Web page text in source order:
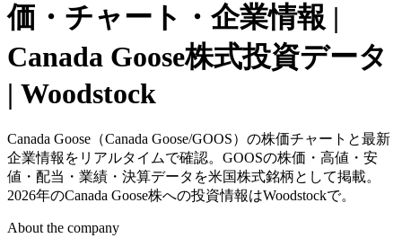
価・チャート・企業情報 |
Canada Goose株式投資データ
| Woodstock
Canada Goose（Canada Goose/GOOS）の株価チャートと最新
企業情報をリアルタイムで確認。GOOSの株価・高値・安
値・配当・業績・決算データを米国株式銘柄として掲載。
2026年のCanada Goose株への投資情報はWoodstockで。
About the company